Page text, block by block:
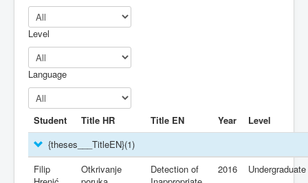
Level
Language
Student Title HR Title EN Year Level
{theses___TitleEN}(1)
Filip
Otkrivanje
Detection of
2016 Undergraduate